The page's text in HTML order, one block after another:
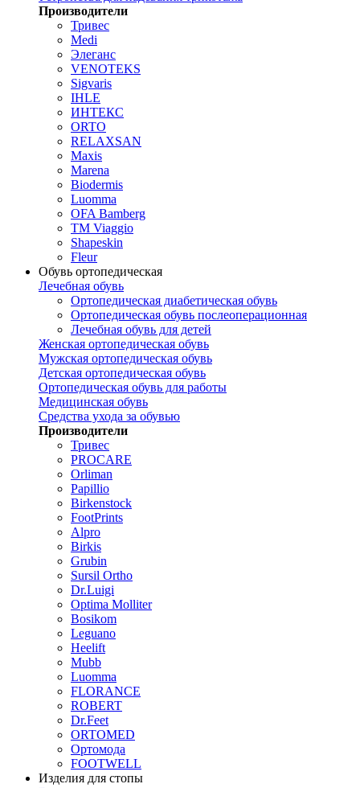
Производители
Тривес
Medi
Элеганс
VENOTEKS
Sigvaris
IHLE
ИНТЕКС
ORTO
RELAXSAN
Maxis
Marena
Biodermis
Luomma
OFA Bamberg
TM Viaggio
Shapeskin
Fleur
Обувь ортопедическая
Лечебная обувь
Ортопедическая диабетическая обувь
Ортопедическая обувь послеоперационная
Лечебная обувь для детей
Женская ортопедическая обувь
Мужская ортопедическая обувь
Детская ортопедическая обувь
Ортопедическая обувь для работы
Медицинская обувь
Средства ухода за обувью
Производители
Тривес
PROCARE
Orliman
Papillio
Birkenstock
FootPrints
Alpro
Birkis
Grubin
Sursil Ortho
Dr.Luigi
Optima Molliter
Bosikom
Leguano
Heelift
Mubb
Luomma
FLORANCE
ROBERT
Dr.Feet
ORTOMED
Ортомода
FOOTWELL
Изделия для стопы